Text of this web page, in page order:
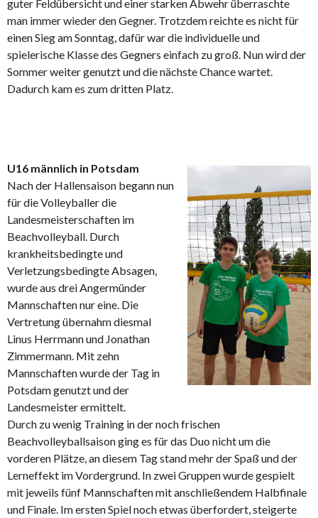
guter Feldübersicht und einer starken Abwehr überraschte
man immer wieder den Gegner. Trotzdem reichte es nicht für
einen Sieg am Sonntag, dafür war die individuelle und
spielerische Klasse des Gegners einfach zu groß. Nun wird der
Sommer weiter genutzt und die nächste Chance wartet.
Dadurch kam es zum dritten Platz.
U16 männlich in Potsdam
Nach der Hallensaison begann nun
für die Volleyballer die
Landesmeisterschaften im
Beachvolleyball. Durch
krankheitsbedingte und
Verletzungsbedingte Absagen,
wurde aus drei Angermünder
Mannschaften nur eine. Die
Vertretung übernahm diesmal
Linus Herrmann und Jonathan
Zimmermann. Mit zehn
Mannschaften wurde der Tag in
Potsdam genutzt und der
Landesmeister ermittelt.
Durch zu wenig Training in der noch frischen
Beachvolleyballsaison ging es für das Duo nicht um die
vorderen Plätze, an diesem Tag stand mehr der Spaß und der
Lerneffekt im Vordergrund. In zwei Gruppen wurde gespielt
mit jeweils fünf Mannschaften mit anschließendem Halbfinale
und Finale. Im ersten Spiel noch etwas überfordert, steigerte